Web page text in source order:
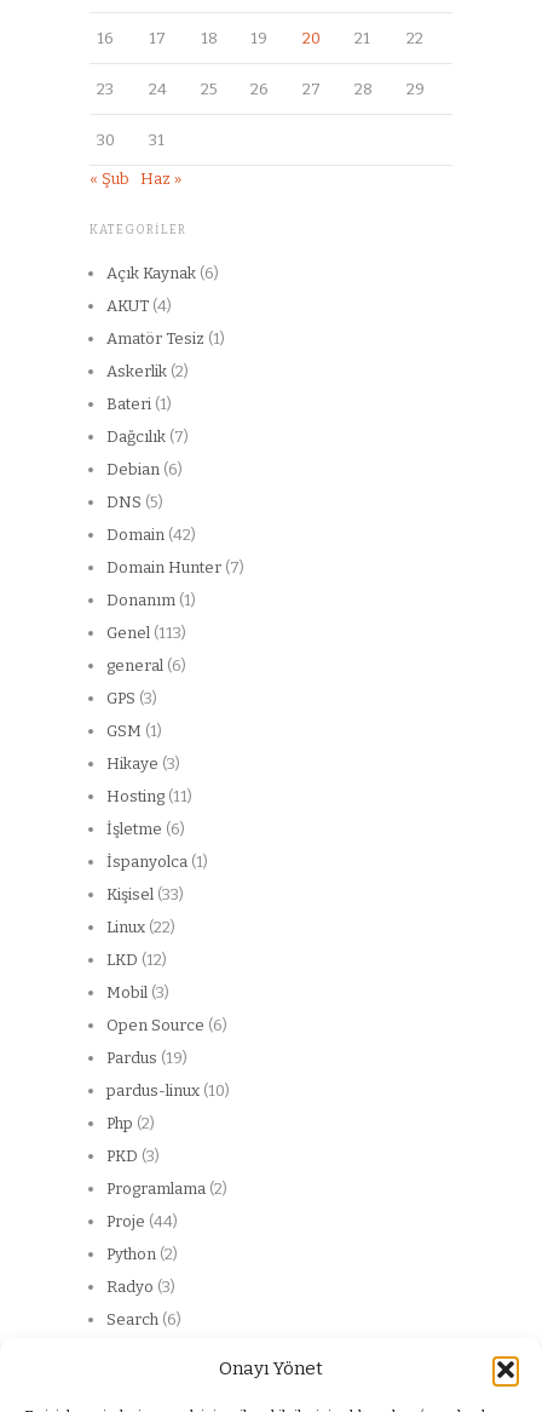
Onayı Yönet
16 17 18 19 20 21 22
23 24 25 26 27 28 29
30 31
« Şub Haz »
KATEGORILER
Açık Kaynak (6)
AKUT (4)
Amatör Tesiz (1)
Askerlik (2)
Bateri (1)
Dağcılık (7)
Debian (6)
DNS (5)
Domain (42)
Domain Hunter (7)
Donanım (1)
Genel (113)
general (6)
GPS (3)
GSM (1)
Hikaye (3)
Hosting (11)
İşletme (6)
İspanyolca (1)
Kişisel (33)
Linux (22)
LKD (12)
Mobil (3)
Open Source (6)
Pardus (19)
pardus-linux (10)
Php (2)
PKD (3)
Programlama (2)
Proje (44)
Python (2)
Radyo (3)
Search (6)